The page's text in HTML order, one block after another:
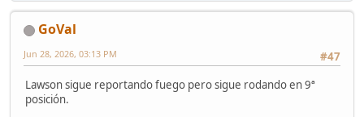
GoVal
#47
Jun 28, 2026, 03:13 PM
Lawson sigue reportando fuego pero sigue rodando en 9ª
posición.